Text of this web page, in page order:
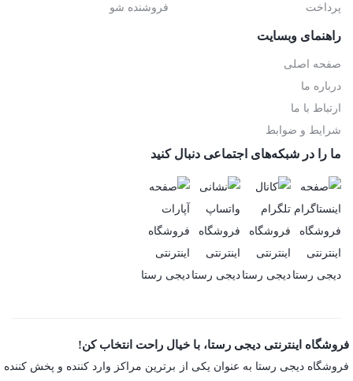
پرداخت
فروشنده شو
راهنمای وبسایت
صفحه اصلی
درباره ما
ارتباط با ما
شرایط و ضوابط
ما را در شبکه‌های اجتماعی دنبال کنید
فروشگاه اینترنتی دیجی رستا، با خیال راحت انتخاب کن!
فروشگاه دیجی رستا به عنوان یکی از برترین مراکز وارد کننده و پخش کننده